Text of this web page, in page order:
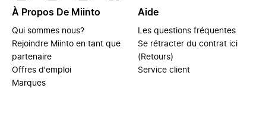
À Propos De Miinto
Qui sommes nous?
Rejoindre Miinto en tant que
partenaire
Offres d'emploi
Marques
Aide
Les questions fréquentes
Se rétracter du contrat ici
(Retours)
Service client